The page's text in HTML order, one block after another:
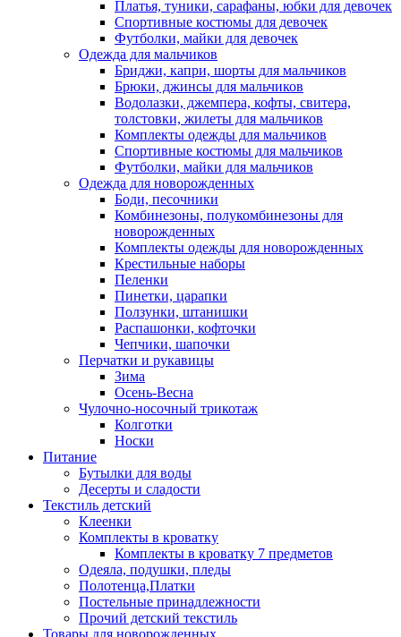
Платья, туники, сарафаны, юбки для девочек
Спортивные костюмы для девочек
Футболки, майки для девочек
Одежда для мальчиков
Бриджи, капри, шорты для мальчиков
Брюки, джинсы для мальчиков
Водолазки, джемпера, кофты, свитера,
толстовки, жилеты для мальчиков
Комплекты одежды для мальчиков
Спортивные костюмы для мальчиков
Футболки, майки для мальчиков
Одежда для новорожденных
Боди, песочники
Комбинезоны, полукомбинезоны для
новорожденных
Комплекты одежды для новорожденных
Крестильные наборы
Пеленки
Пинетки, царапки
Ползунки, штанишки
Распашонки, кофточки
Чепчики, шапочки
Перчатки и рукавицы
Зима
Осень-Весна
Чулочно-носочный трикотаж
Колготки
Носки
Питание
Бутылки для воды
Десерты и сладости
Текстиль детский
Клеенки
Комплекты в кроватку
Комплекты в кроватку 7 предметов
Одеяла, подушки, пледы
Полотенца,Платки
Постельные принадлежности
Прочий детский текстиль
Товары для новорожденных